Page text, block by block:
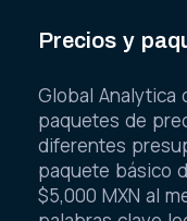
Precios y
Global Analytica
paquetes de
diferentes
paquete básico
$5,000 MXN al